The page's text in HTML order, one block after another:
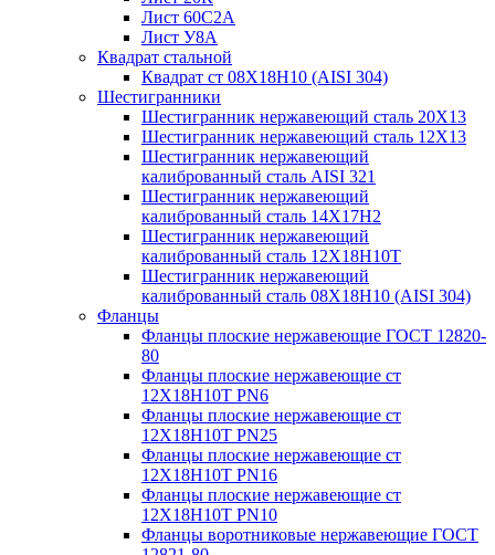
Лист 60С2А
Лист У8А
Квадрат стальной
Квадрат ст 08Х18Н10 (AISI 304)
Шестигранники
Шестигранник нержавеющий сталь 20Х13
Шестигранник нержавеющий сталь 12Х13
Шестигранник нержавеющий
калиброванный сталь AISI 321
Шестигранник нержавеющий
калиброванный сталь 14Х17Н2
Шестигранник нержавеющий
калиброванный сталь 12Х18Н10Т
Шестигранник нержавеющий
калиброванный сталь 08Х18Н10 (AISI 304)
Фланцы
Фланцы плоские нержавеющие ГОСТ 12820-
80
Фланцы плоские нержавеющие ст
12Х18Н10Т PN6
Фланцы плоские нержавеющие ст
12Х18Н10Т PN25
Фланцы плоские нержавеющие ст
12Х18Н10Т PN16
Фланцы плоские нержавеющие ст
12Х18Н10Т PN10
Фланцы воротниковые нержавеющие ГОСТ